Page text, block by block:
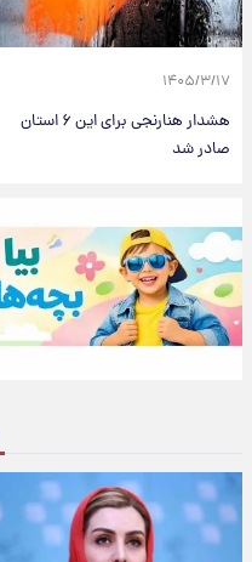
۱۴۰۵/۳/۱۷
هشدار هنارنجی برای این ۶ استان
صادر شد